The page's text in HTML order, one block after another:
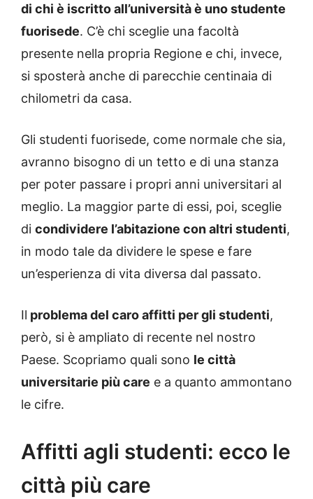
di chi è iscritto all’università è uno studente
fuorisede. C’è chi sceglie una facoltà
presente nella propria Regione e chi, invece,
si sposterà anche di parecchie centinaia di
chilometri da casa.
Gli studenti fuorisede, come normale che sia,
avranno bisogno di un tetto e di una stanza
per poter passare i propri anni universitari al
meglio. La maggior parte di essi, poi, sceglie
di condividere l’abitazione con altri studenti,
in modo tale da dividere le spese e fare
un’esperienza di vita diversa dal passato.
Il problema del caro affitti per gli studenti,
però, si è ampliato di recente nel nostro
Paese. Scopriamo quali sono le città
universitarie più care e a quanto ammontano
le cifre.
Affitti agli studenti: ecco le
città più care